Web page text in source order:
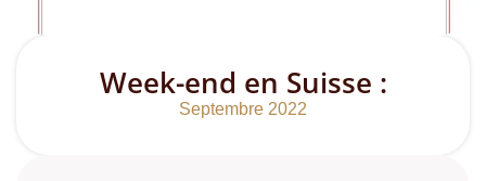
Week-end en Suisse :
Septembre 2022